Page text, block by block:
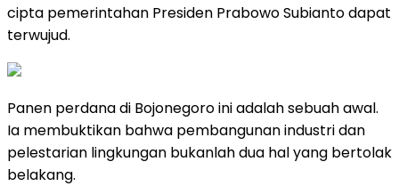
cipta pemerintahan Presiden Prabowo Subianto dapat
terwujud.
Panen perdana di Bojonegoro ini adalah sebuah awal.
Ia membuktikan bahwa pembangunan industri dan
pelestarian lingkungan bukanlah dua hal yang bertolak
belakang.